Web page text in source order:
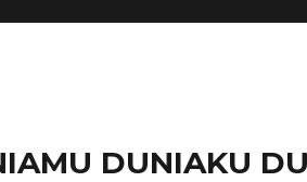
DUNIAKU